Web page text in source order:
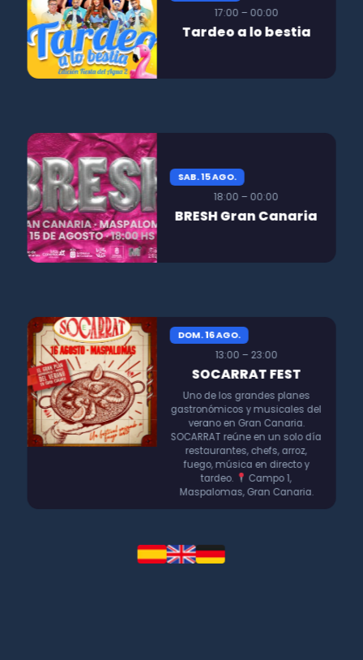
17:00 – 00:00
Tardeo a lo bestia
SAB. 15 AGO.
18:00 – 00:00
BRESH Gran Canaria
DOM. 16 AGO.
13:00 – 23:00
SOCARRAT FEST
Uno de los grandes planes
gastronómicos y musicales del
verano en Gran Canaria.
SOCARRAT reúne en un solo día
restaurantes, chefs, arroz,
fuego, música en directo y
tardeo.
Campo 1,
Maspalomas, Gran Canaria.